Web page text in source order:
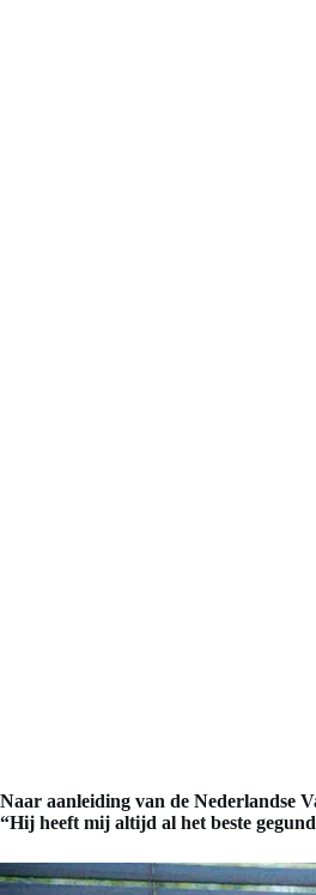
Naar aanleiding van de Nederlandse
“Hij heeft mij altijd al het beste